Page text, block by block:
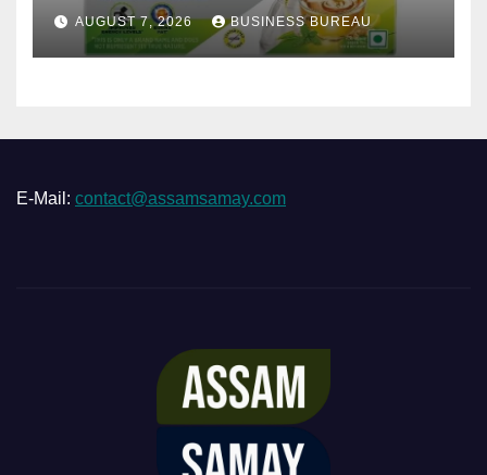
AUGUST 7, 2026 BUSINESS BUREAU
E-Mail: contact@assamsamay.com